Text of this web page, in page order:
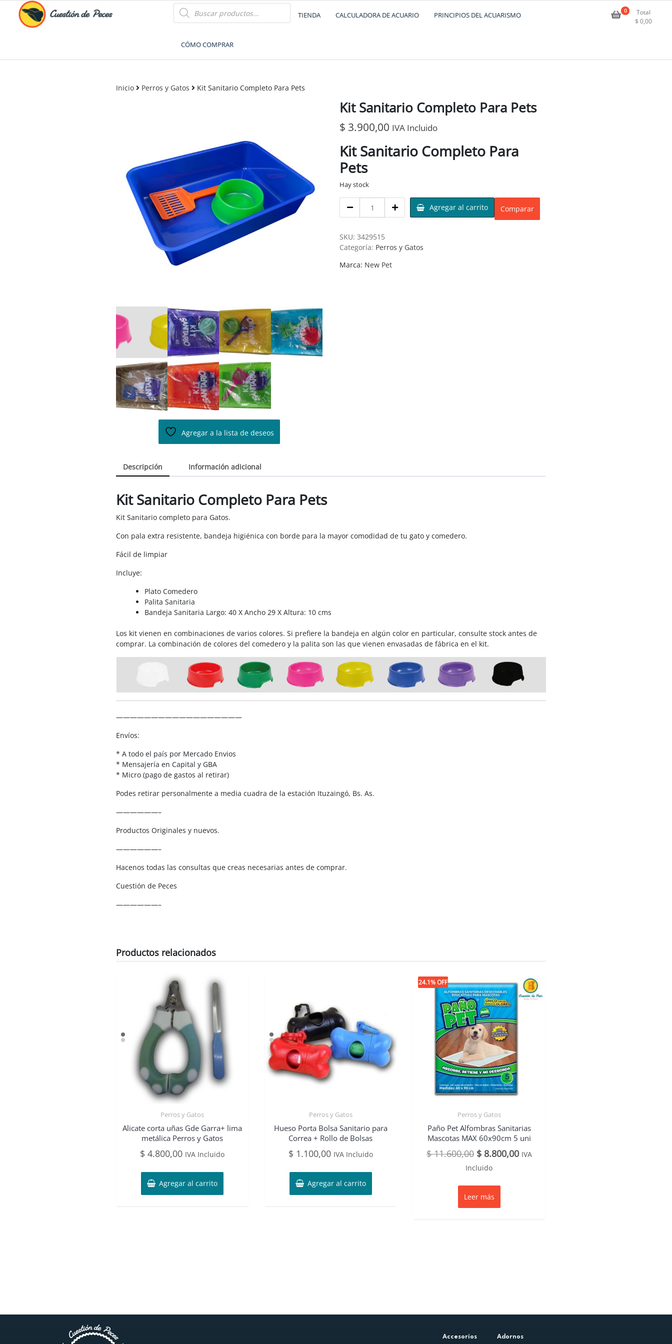
Aquarium Supplies
TIENDA CALCULADORA DE ACUARIO PRINCIPIOS DEL ACUARISMO
CÓMO COMPRAR
0
Total
$ 0,00
Inicio Perros y Gatos Kit Sanitario Completo Para Pets
Agregar a la lista de deseos
Kit Sanitario Completo Para Pets
$ 3.900,00 IVA Incluido
Kit Sanitario Completo Para
Pets
Hay stock
Agregar al carrito Comparar
SKU:3429515
Categoría: Perros y Gatos
Marca: New Pet
Descripción Información adicional
Kit Sanitario Completo Para Pets
Kit Sanitario completo para Gatos.
Con pala extra resistente, bandeja higiénica con borde para la mayor comodidad de tu gato y comedero.
Fácil de limpiar
Incluye:
Plato Comedero
Palita Sanitaria
Bandeja Sanitaria Largo: 40 X Ancho 29 X Altura: 10 cms
Los kit vienen en combinaciones de varios colores. Si prefiere la bandeja en algún color en particular, consulte stock antes de
comprar. La combinación de colores del comedero y la palita son las que vienen envasadas de fábrica en el kit.
——————————————————
Envíos:
* A todo el país por Mercado Envios
* Mensajería en Capital y GBA
* Micro (pago de gastos al retirar)
Podes retirar personalmente a media cuadra de la estación Ituzaingó, Bs. As.
——————–
Productos Originales y nuevos.
——————–
Hacenos todas las consultas que creas necesarias antes de comprar.
Cuestión de Peces
——————–
Productos relacionados
Perros y Gatos
Alicate corta uñas Gde Garra+ lima
metálica Perros y Gatos
$ 4.800,00 IVA Incluido
Agregar al carrito
Perros y Gatos
Hueso Porta Bolsa Sanitario para
Correa + Rollo de Bolsas
$ 1.100,00 IVA Incluido
Agregar al carrito
24.1% OFF
Perros y Gatos
Paño Pet Alfombras Sanitarias
Mascotas MAX 60x90cm 5 uni
$11.600,00 $8.800,00 IVA
Incluido
Leer más
Accesorios Adornos